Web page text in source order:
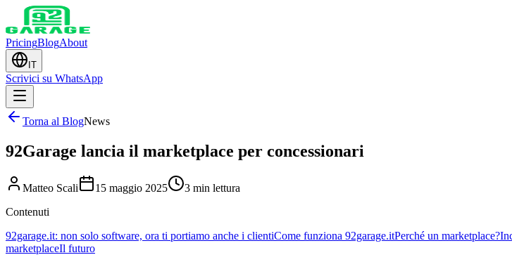
PricingBlogAbout
IT
Scrivici su WhatsApp
Torna al BlogNews
92Garage lancia il marketplace per concessionari
Matteo Scali 15 maggio 2025
3 min lettura
Contenuti
92garage.it: non solo software, ora ti portiamo anche i clientiCome funziona 92garage.itPerché un marketplace?
marketplaceIl futuro